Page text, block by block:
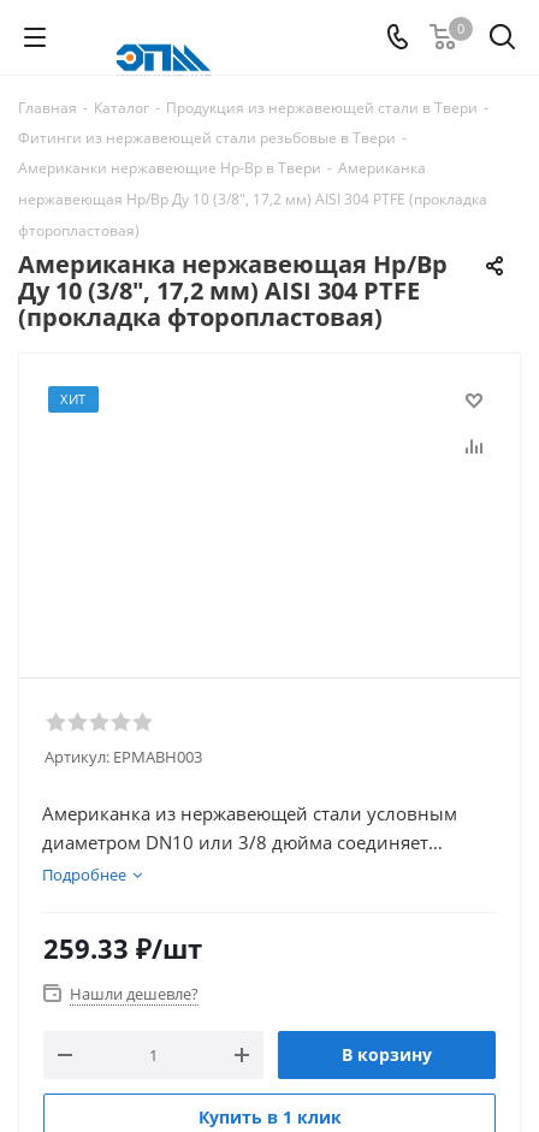
0
Главная - Каталог - Продукция из нержавеющей стали в Твери -
Фитинги из нержавеющей стали резьбовые в Твери -
Американки нержавеющие Нр-Вр в Твери - Американка
нержавеющая Нр/Вр Ду 10 (3/8", 17,2 мм) AISI 304 PTFE (прокладка
фторопластовая)
Американка нержавеющая Нр/Вр
Ду 10 (3/8", 17,2 мм) AISI 304 PTFE
(прокладка фторопластовая)
ХИТ
Артикул: EPMАВН003
Американка из нержавеющей стали условным
диаметром DN10 или 3/8 дюйма соединяет
трубопроводную арматуру или трубы,
внутреннюю и наружную резьбу. Герметизация
соединения обеспечивается промежуточной
медицинской и нефтегазовой промышленности.
Подробнее
259.33 ₽/шт
Нашли дешевле?
В корзину
Купить в 1 клик